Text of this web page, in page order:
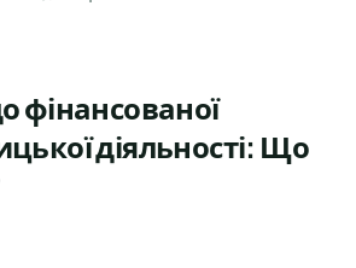
фінансованої
діяльності: Що